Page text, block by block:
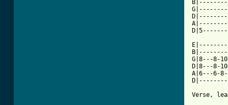
G|8---8-
D|8---8-
A|6---6-
Verse,